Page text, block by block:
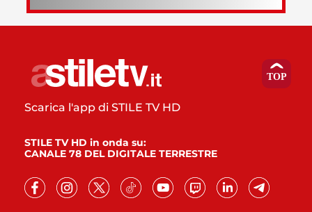
Scarica l'app di STILE TV HD
STILE TV HD in onda su:
CANALE 78 DEL DIGITALE TERRESTRE